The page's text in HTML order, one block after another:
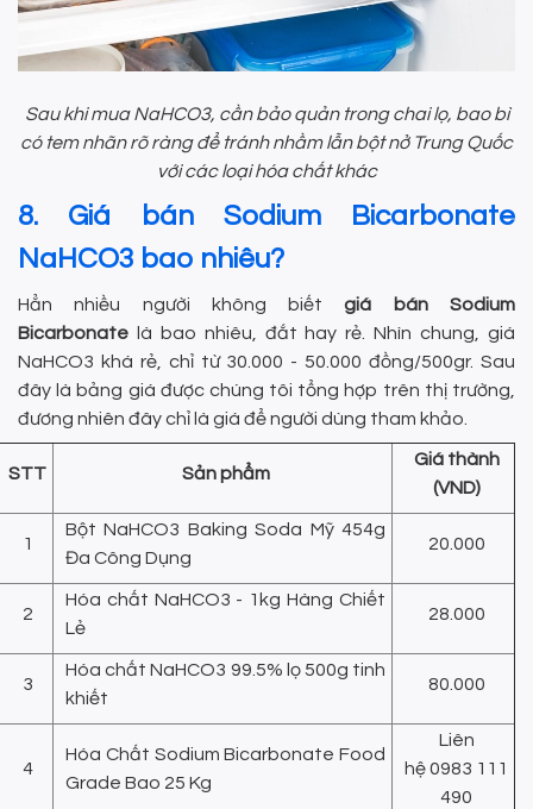
Sau khi mua NaHCO3, cần bảo quản trong chai lọ, bao bì
có tem nhãn rõ ràng để tránh nhầm lẫn bột nở Trung Quốc
với các loại hóa chất khác
8. Giá bán Sodium Bicarbonate
NaHCO3 bao nhiêu?
Hẳn nhiều người không biếtgiá bán Sodium
Bicarbonate là bao nhiêu, đắt hay rẻ. Nhìn chung, giá
NaHCO3 khá rẻ, chỉ từ 30.000 - 50.000 đồng/500gr. Sau
đây là bảng giá được chúng tôi tổng hợp trên thị trường,
đương nhiên đây chỉ là giá để người dùng tham khảo.
STT Sản phẩm
Giá thành
(VND)
1
Bột NaHCO3 Baking Soda Mỹ 454g
Đa Công Dụng
20.000
2
Hóa chất NaHCO3 - 1kg Hàng Chiết
Lẻ
28.000
3
Hóa chất NaHCO3 99.5% lọ 500g tinh
khiết
80.000
4
Hóa Chất Sodium Bicarbonate Food
Grade Bao 25 Kg
Liên
hệ0983 111
490